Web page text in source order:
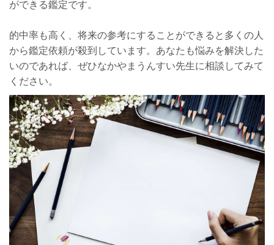
ができる鑑定です。
的中率も高く、将来の参考にすることができると多くの人
から鑑定依頼が殺到しています。あなたも悩みを解決した
いのであれば、ぜひなかやまうんすい先生に相談してみて
ください。